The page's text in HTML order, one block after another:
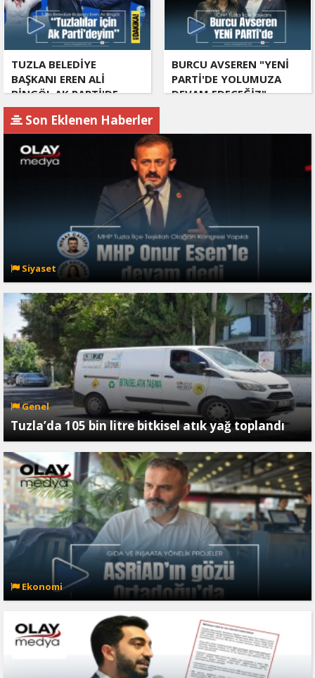
TUZLA BELEDİYE
BAŞKANI EREN ALİ
BİNGÖL AK PARTİ'DE
BURCU AVSEREN "YENİ
PARTİ'DE YOLUMUZA
DEVAM EDECEĞİZ"
Son Eklenen Haberler
Siyaset
Genel
Tuzla’da 105 bin litre bitkisel atık yağ toplandı
Ekonomi